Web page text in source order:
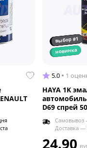
выбор #1
новинка
5.0 1
HAYA 1K
D69 спрей
Самовывоз
Доставка —
24.90